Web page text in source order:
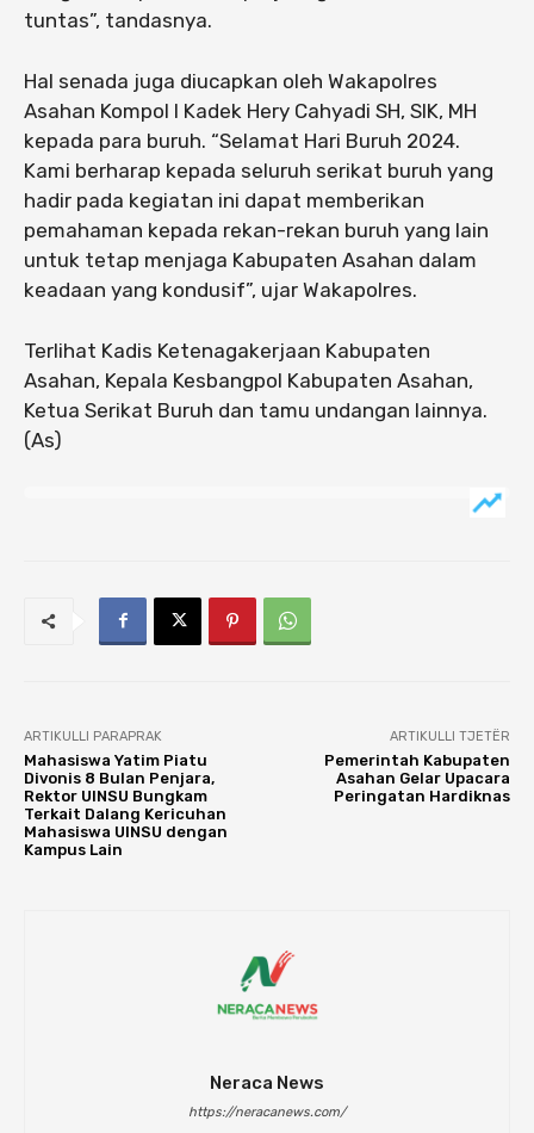
tuntas”, tandasnya.
Hal senada juga diucapkan oleh Wakapolres
Asahan Kompol I Kadek Hery Cahyadi SH, SIK, MH
kepada para buruh. “Selamat Hari Buruh 2024.
Kami berharap kepada seluruh serikat buruh yang
hadir pada kegiatan ini dapat memberikan
pemahaman kepada rekan-rekan buruh yang lain
untuk tetap menjaga Kabupaten Asahan dalam
keadaan yang kondusif”, ujar Wakapolres.
Terlihat Kadis Ketenagakerjaan Kabupaten
Asahan, Kepala Kesbangpol Kabupaten Asahan,
Ketua Serikat Buruh dan tamu undangan lainnya.
(As)
ARTIKULLI PARAPRAK
Mahasiswa Yatim Piatu
Divonis 8 Bulan Penjara,
Rektor UINSU Bungkam
Terkait Dalang Kericuhan
Mahasiswa UINSU dengan
Kampus Lain
ARTIKULLI TJETËR
Pemerintah Kabupaten
Asahan Gelar Upacara
Peringatan Hardiknas
Neraca News
https://neracanews.com/